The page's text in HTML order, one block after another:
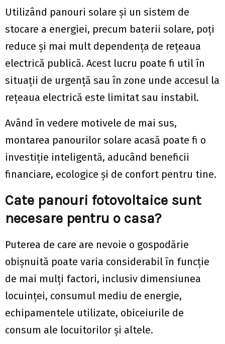
Utilizând panouri solare și un sistem de
stocare a energiei, precum baterii solare, poți
reduce și mai mult dependența de rețeaua
electrică publică. Acest lucru poate fi util în
situații de urgență sau în zone unde accesul la
rețeaua electrică este limitat sau instabil.
Având în vedere motivele de mai sus,
montarea panourilor solare acasă poate fi o
investiție inteligentă, aducând beneficii
financiare, ecologice și de confort pentru tine.
Cate panouri fotovoltaice sunt
necesare pentru o casa?
Puterea de care are nevoie o gospodărie
obișnuită poate varia considerabil în funcție
de mai mulți factori, inclusiv dimensiunea
locuinței, consumul mediu de energie,
echipamentele utilizate, obiceiurile de
consum ale locuitorilor și altele.